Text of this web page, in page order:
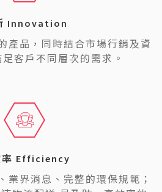
Innovation
產品，同時結合市場行銷及資
客戶不同層次的需求。
率 Efficiency
業界消息、完整的環保規範；